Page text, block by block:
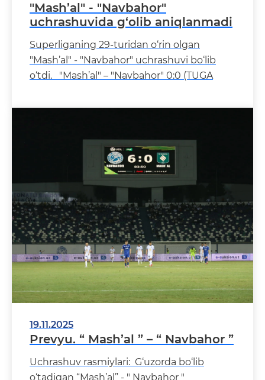
"Mash’al" - "Navbahor"
uchrashuvida g‘olib aniqlanmadi
Superliganing 29-turidan o‘rin olgan
"Mash’al" - "Navbahor" uchrashuvi bo‘lib
o‘tdi. "Mash’al" – "Navbahor" 0:0 (TUGA
19.11.2025
Prevyu. “ Mash’al ” – “ Navbahor ”
Uchrashuv rasmiylari: G‘uzorda bo‘lib
o‘tadigan “Mash’al” - " Navbahor "